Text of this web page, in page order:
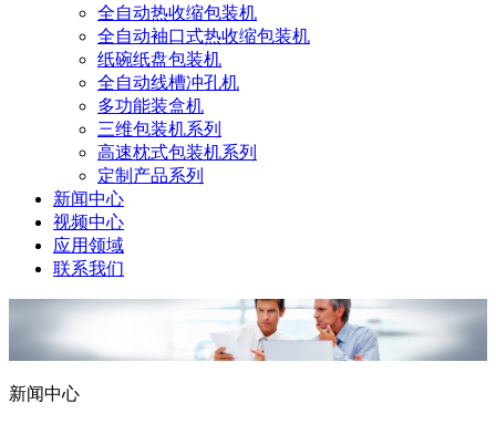
全自动热收缩包装机
全自动袖口式热收缩包装机
纸碗纸盘包装机
全自动线槽冲孔机
多功能装盒机
三维包装机系列
高速枕式包装机系列
定制产品系列
新闻中心
视频中心
应用领域
联系我们
新闻中心